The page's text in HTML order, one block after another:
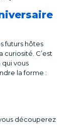
futurs hôtes
curiosité. C’est
qui vous
la forme :
découperez